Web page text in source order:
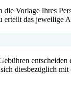
Vorlage Ihres
erteilt das jeweilige
entscheiden
diesbezüglich